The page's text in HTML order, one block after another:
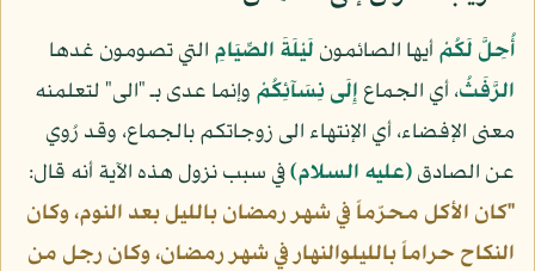
أُحِلَّ لَكُمْأيها الصائمون لَيْلَةَ الصِّيَامِ التي تصومون غدها
الرَّفَثُ، أي الجماع إِلَى نِسَآئِكُمْ وإنما عدى بـ "الى" لتعلمنه
معنى الإفضاء، أي الإنتهاء الى زوجاتكم بالجماع، وقد رُوي
عن الصادق(عليه السلام)في سبب نزول هذه الآية أنه قال:
"كان الأكل محرّماً في شهر رمضان بالليل بعد النوم، وكان
النكاح حراماً بالليلوالنهار في شهر رمضان، وكان رجل من